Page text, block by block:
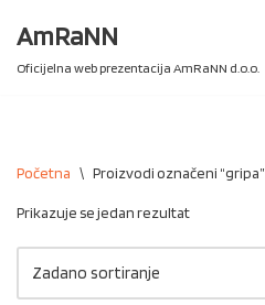
Skip
AmRaNN
Oficijelna web prezentacija AmRaNN d.o.o.
Početna \ Proizvodi označeni “gripa”
Prikazuje se jedan rezultat